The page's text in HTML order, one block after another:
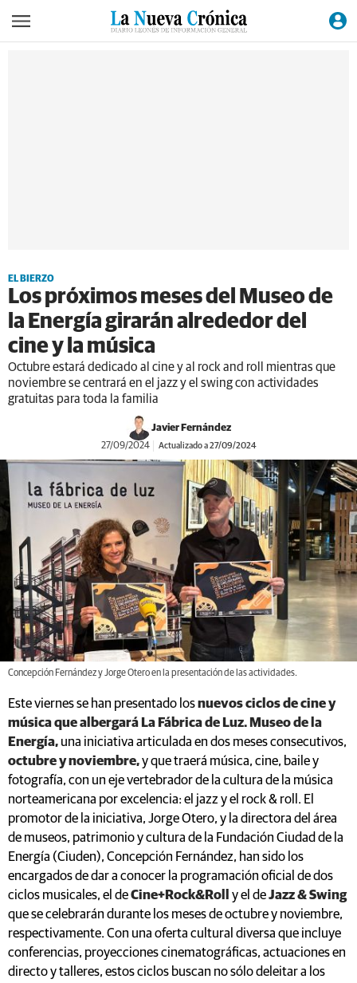
EL BIERZO
Los próximos meses del Museo de
la Energía girarán alrededor del
cine y la música
Octubre estará dedicado al cine y al rock and roll mientras que
noviembre se centrará en el jazz y el swing con actividades
gratuitas para toda la familia
Javier Fernández
27/09/2024 Actualizado a 27/09/2024
Concepción Fernández y Jorge Otero en la presentación de las actividades.
Este viernes se han presentado losnuevos ciclos de cine y
música que albergará La Fábrica de Luz. Museo de la
Energía, una iniciativa articulada en dos meses consecutivos,
octubre y noviembre,y que traerá música, cine, baile y
fotografía, con un eje vertebrador de la cultura de la música
norteamericana por excelencia: el jazz y el rock & roll. El
promotor de la iniciativa, Jorge Otero, y la directora del área
de museos, patrimonio y cultura de la Fundación Ciudad de la
Energía (Ciuden), Concepción Fernández, han sido los
encargados de dar a conocer la programación oficial de dos
ciclos musicales, el deCine+Rock&Roll y el deJazz & Swing
que se celebrarán durante los meses de octubre y noviembre,
respectivamente. Con una oferta cultural diversa que incluye
conferencias, proyecciones cinematográficas, actuaciones en
directo y talleres, estos ciclos buscan no sólo deleitar a los